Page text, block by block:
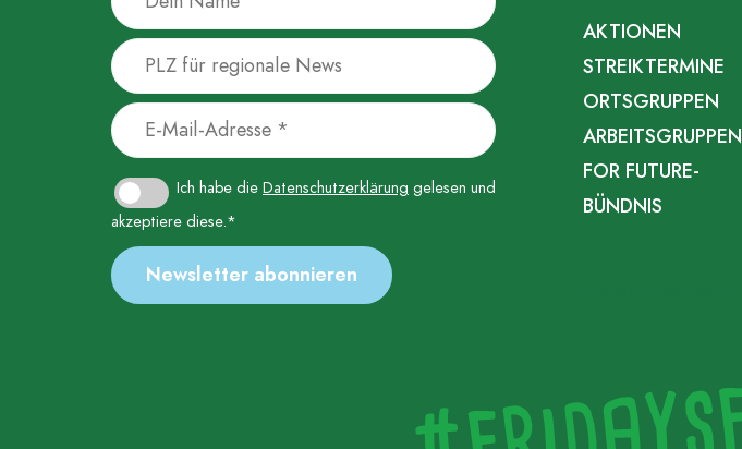
Ich habe die Datenschutzerklärung gelesen und
akzeptiere diese.*
AKTIONEN
STREIKTERMINE
ORTSGRUPPEN
ARBEITSGRUPPEN
FOR FUTURE-
BÜNDNIS